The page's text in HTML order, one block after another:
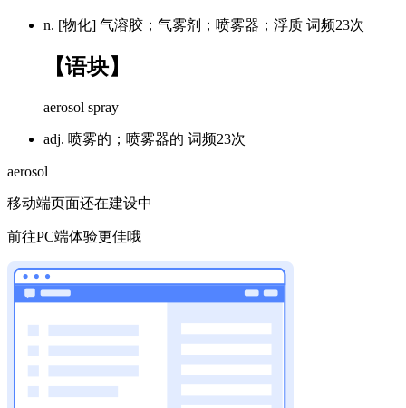
n. [物化] 气溶胶；气雾剂；喷雾器；浮质 词频23次
【语块】
aerosol spray
adj. 喷雾的；喷雾器的 词频23次
aerosol
移动端页面还在建设中
前往PC端体验更佳哦